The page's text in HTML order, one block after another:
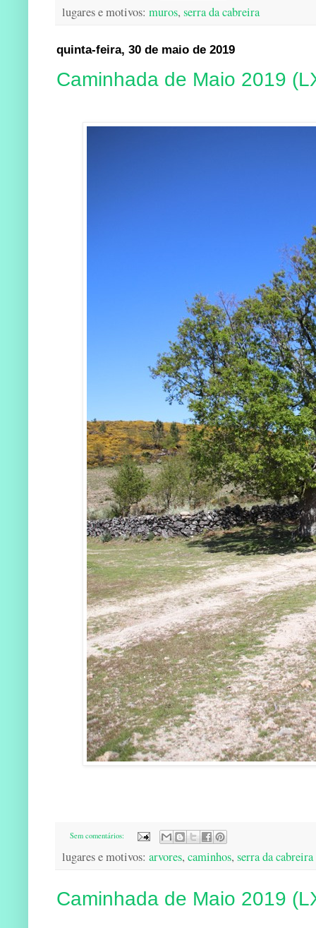
lugares e motivos: muros, serra da cabreira
quinta-feira, 30 de maio de 2019
Caminhada de Maio 2019
Sem comentários:
lugares e motivos: arvores, caminhos, serra da cabreira
Caminhada de Maio 2019